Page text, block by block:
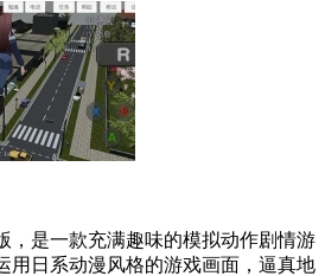
，是一款充满趣味的模拟动作剧情游
用日系动漫风格的游戏画面，逼真地